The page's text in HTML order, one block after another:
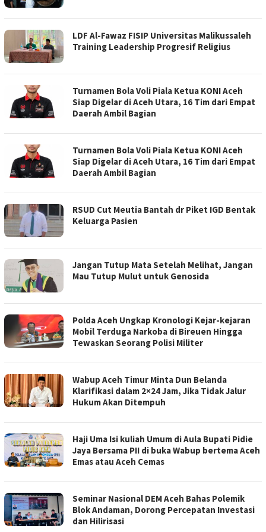
LDF Al-Fawaz FISIP Universitas Malikussaleh
Training Leadership Progresif Religius
Turnamen Bola Voli Piala Ketua KONI Aceh
Siap Digelar di Aceh Utara, 16 Tim dari Empat
Daerah Ambil Bagian
Turnamen Bola Voli Piala Ketua KONI Aceh
Siap Digelar di Aceh Utara, 16 Tim dari Empat
Daerah Ambil Bagian
RSUD Cut Meutia Bantah dr Piket IGD Bentak
Keluarga Pasien
Jangan Tutup Mata Setelah Melihat, Jangan
Mau Tutup Mulut untuk Genosida
Polda Aceh Ungkap Kronologi Kejar-kejaran
Mobil Terduga Narkoba di Bireuen Hingga
Tewaskan Seorang Polisi Militer
Wabup Aceh Timur Minta Dun Belanda
Klarifikasi dalam 2×24 Jam, Jika Tidak Jalur
Hukum Akan Ditempuh
Haji Uma Isi kuliah Umum di Aula Bupati Pidie
Jaya Bersama PII di buka Wabup bertema Aceh
Emas atau Aceh Cemas
Seminar Nasional DEM Aceh Bahas Polemik
Blok Andaman, Dorong Percepatan Investasi
dan Hilirisasi